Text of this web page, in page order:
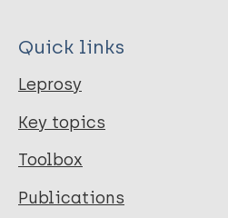
Quick links
Leprosy
Key topics
Toolbox
Publications